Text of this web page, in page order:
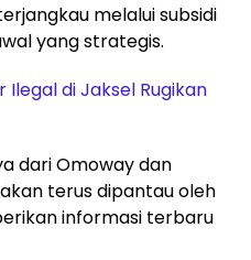
melalui subsidi
yang strategis.
Ilegal di Jaksel Rugikan
dari Omoway dan
terus dipantau oleh
informasi terbaru